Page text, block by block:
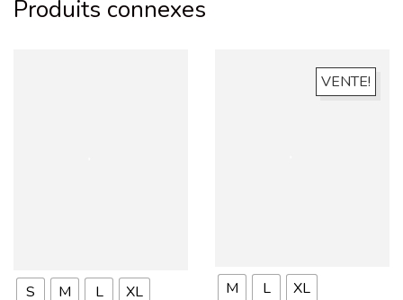
Produits connexes
S M L XL
VENTE!
M L XL